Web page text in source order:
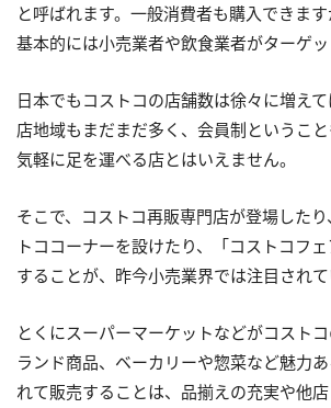
と呼ばれます。一般消費者も購入できます
基本的には小売業者や飲食業者がターゲッ
日本でもコストコの店舗数は徐々に増え
店地域もまだまだ多く、会員制というこ
気軽に足を運べる店とはいえません。
そこで、コストコ再販専門店が登場した
トココーナーを設けたり、「コストコフ
することが、昨今小売業界では注目されて
とくにスーパーマーケットなどがコスト
ランド商品、ベーカリーや惣菜など魅力
れて販売することは、品揃えの充実や他